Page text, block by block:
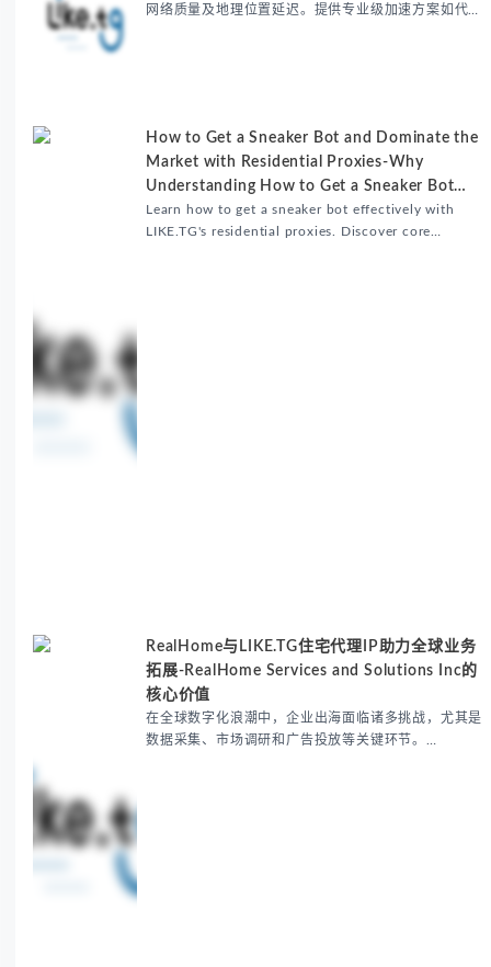
网络质量及地理位置延迟。提供专业级加速方案如代理
How to Get a Sneaker Bot and Dominate the
Market with Residential Proxies-Why
Understanding How to Get a Sneaker Bot
Matters
Learn how to get a sneaker bot effectively with
LIKE.TG's residential proxies. Discover core
RealHome与LIKE.TG住宅代理IP助力全球业务
拓展-RealHome Services and Solutions Inc的
核心价值
在全球数字化浪潮中，企业出海面临诸多挑战，尤其是
数据采集、市场调研和广告投放等关键环节。